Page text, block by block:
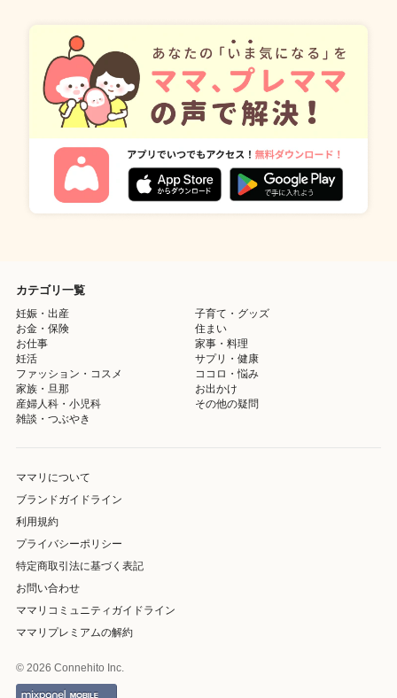
カテゴリ一覧
妊娠・出産
子育て・グッズ
お金・保険
住まい
お仕事
家事・料理
妊活
サプリ・健康
ファッション・コスメ
ココロ・悩み
家族・旦那
お出かけ
産婦人科・小児科
その他の疑問
雑談・つぶやき
ママリについて
ブランドガイドライン
利用規約
プライバシーポリシー
特定商取引法に基づく表記
お問い合わせ
ママリコミュニティガイドライン
ママリプレミアムの解約
© 2026 Connehito Inc.